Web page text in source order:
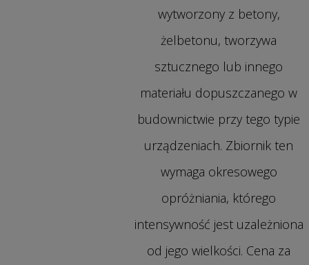
wytworzony z betony,
żelbetonu, tworzywa
sztucznego lub innego
materiału dopuszczanego w
budownictwie przy tego typie
urządzeniach. Zbiornik ten
wymaga okresowego
opróżniania, którego
intensywność jest uzależniona
od jego wielkości. Cena za